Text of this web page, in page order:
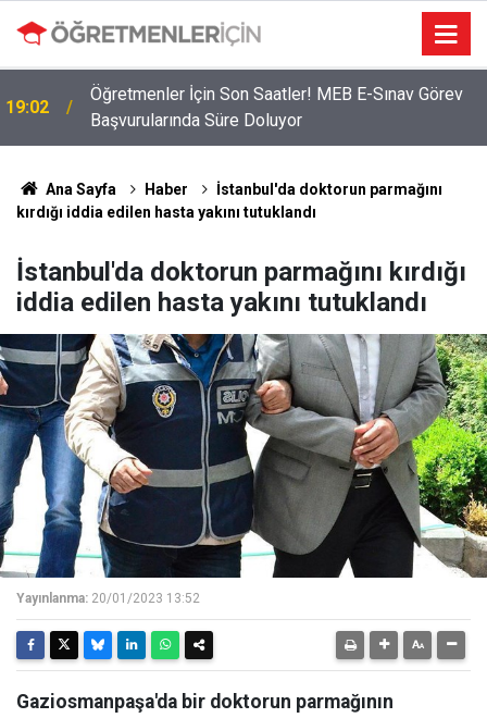
19:02
Öğretmenler İçin Son Saatler! MEB E-Sınav Görev
Başvurularında Süre Doluyor
Ana Sayfa Haber
İstanbul'da doktorun parmağını
kırdığı iddia edilen hasta yakını tutuklandı
İstanbul'da doktorun parmağını kırdığı
iddia edilen hasta yakını tutuklandı
Yayınlanma: 20/01/2023 13:52
Gaziosmanpaşa'da bir doktorun parmağının